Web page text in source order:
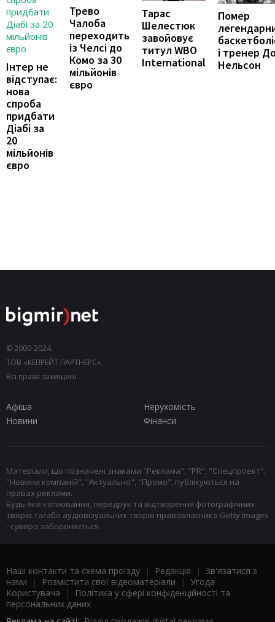
Інтер не
відступає:
нова
спроба
придбати
Діабі за
20
мільйонів
євро
Трево
Чалоба
переходить
із Челсі до
Комо за 30
мільйонів
євро
Тарас
Шелестюк
завойовує
титул WBO
International
Помер
і тренер
Нельсон
© 2000-2024,
ТОВ «КЕПРЕЙТ ПАРТНЕРС».
Всі права захищені.
Афіша
Нерухомість
Новини
Фінанси
Матеріали, що позначені знаками "Реклама", "PR", "Спецпроект",
"Новини компаній", "Актуально", "Промо", публікуються на
правах реклами.
Будь-яке копіювання, передрук та відтворення фотографічних
творів та/або аудіовізуальних творів правовласника Getty Images
- суворо забороняється.
Наші контакти та схема проїзду | Редакція | Зв'язатися з
нами | Розмістити свої відеоматеріали | Угода
Користувача |
Політика у сфері конфіденційності та
персональних даних